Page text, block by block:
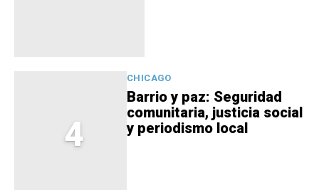
4
CHICAGO
Barrio y paz: Seguridad
comunitaria, justicia social
y periodismo local